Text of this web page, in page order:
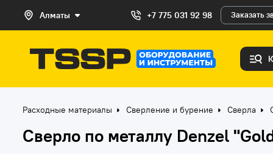
Алматы +7 775 031 92 98 Заказать
Расходные материалы Сверление и бурение Сверла
Сверло по металлу Denzel